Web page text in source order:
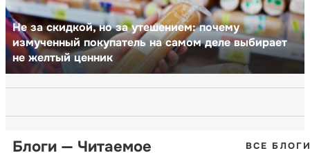
Не за скидкой, но за утешением: почему
измученный покупатель на самом деле выбирает
не желтый ценник
Блоги — Читаемое ВСЕ